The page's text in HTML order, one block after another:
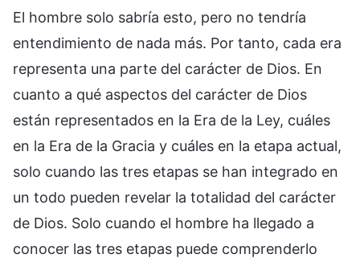
El hombre solo sabría esto, pero no tendría
entendimiento de nada más. Por tanto, cada era
representa una parte del carácter de Dios. En
cuanto a qué aspectos del carácter de Dios
están representados en la Era de la Ley, cuáles
en la Era de la Gracia y cuáles en la etapa actual,
solo cuando las tres etapas se han integrado en
un todo pueden revelar la totalidad del carácter
de Dios. Solo cuando el hombre ha llegado a
conocer las tres etapas puede comprenderlo